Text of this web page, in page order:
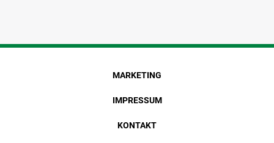
MARKETING
IMPRESSUM
KONTAKT